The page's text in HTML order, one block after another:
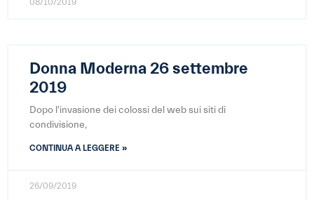
08/10/2019
Donna Moderna 26 settembre
2019
Dopo l'invasione dei colossi del web sui siti di
condivisione,
CONTINUA A LEGGERE »
26/09/2019